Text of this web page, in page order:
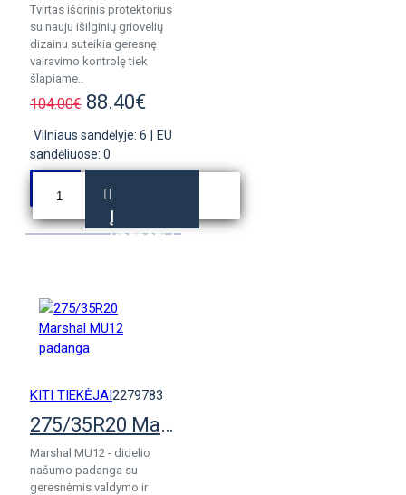
Tvirtas išorinis protektorius
su nauju išilginių griovelių
dizainu suteikia geresnę
vairavimo kontrolę tiek
šlapiame..
104.00€ 88.40€
Vilniaus sandėlyje: 6
EU
sandėliuose: 0
Į
KREPŠELĮ
KITI TIEKĖJAI2279783
275/35R20 Marshal MU12 padanga
Marshal MU12 - didelio
našumo padanga su
geresnėmis valdymo ir